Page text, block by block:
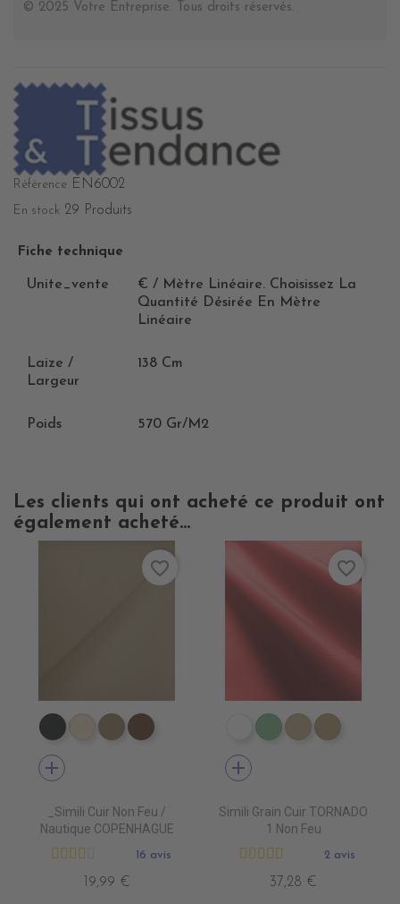
© 2025 Votre Entreprise. Tous droits réservés.
Référence EN6002
En stock 29 Produits
Fiche technique
Unite_vente
€ / Mètre Linéaire. Choisissez La
Quantité Désirée En Mètre
Linéaire
Laize /
Largeur
138 Cm
Poids 570 Gr/m2
Les clients qui ont acheté ce produit ont
également acheté...
EN7005 VERT ANGLAIS
EN7001 CREME
EN7002 BEIGE
EN7003 BRUN
add
_Simili Cuir Non Feu /
Nautique COPENHAGUE
16 avis
19,99 €
favorite_border
EN3000 NEIGE
EN3010EN3020EN3030
add
Simili Grain Cuir TORNADO
1 Non Feu
2 avis
37,28 €
favorite_border